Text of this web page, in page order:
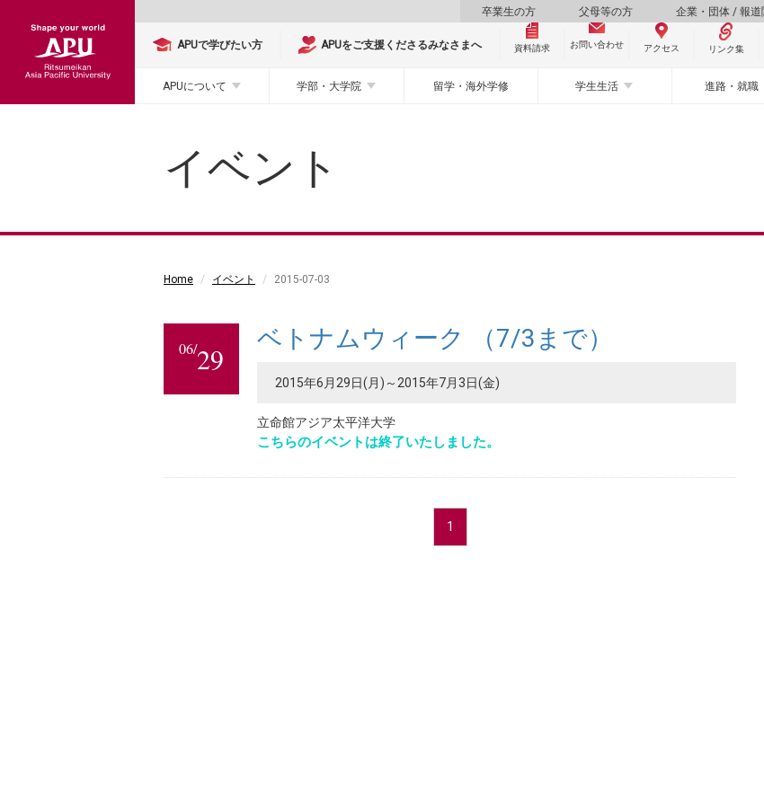
卒業生の方 父母等の方 企業・団体 / 報道
APUで学びたい方 APUをご支援くださるみなさまへ 資料請求 お問い合わせ アクセス リンク集
APUについて 学部・大学院 留学・海外学修 学生生活 進路・就職
イベント
Home イベント 2015-07-03
06/29
ベトナムウィーク （7/3まで）
2015年6月29日(月)～2015年7月3日(金)
立命館アジア太平洋大学
こちらのイベントは終了いたしました。
1